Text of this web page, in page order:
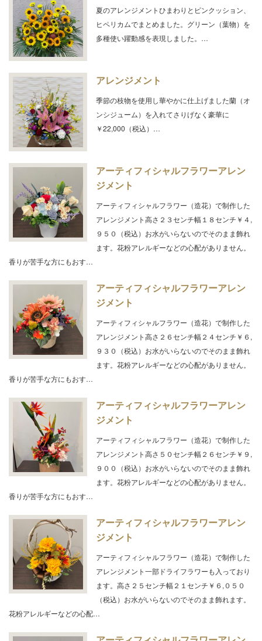
夏のアレンジメントひまわりとピンクッション、
ヒペリカムでまとめました。グリーン（葉物）を
多種使い躍動感を表現しました。…
アレンジメント
季節の枝物を使用し華やかに仕上げました蘭（オ
ンシジューム）を入れてさりげなく豪華に
￥22,000（税込）…
アーティフィシャルフラワーアレン
ジメント
アーティフィシャルフラワー（造花）で制作した
アレンジメント高さ２３センチ幅１８センチ￥４,
９５０（税込）お水がいらないのでそのまま飾れ
ます。花粉アレルギーなどの心配がありません。
香りが苦手な方にもおす…
アーティフィシャルフラワーアレン
ジメント
アーティフィシャルフラワー（造花）で制作した
アレンジメント高さ２６センチ幅２４センチ￥６,
９３０（税込）お水がいらないのでそのまま飾れ
ます。花粉アレルギーなどの心配がありません。
香りが苦手な方にもおす…
アーティフィシャルフラワーアレン
ジメント
アーティフィシャルフラワー（造花）で制作した
アレンジメント高さ５０センチ幅２６センチ￥９,
９００（税込）お水がいらないのでそのまま飾れ
ます。花粉アレルギーなどの心配がありません。
香りが苦手な方にもおす…
アーティフィシャルフラワーアレン
ジメント
アーティフィシャルフラワー（造花）で制作した
アレンジメント一部ドライフラワーも入っており
ます。高さ２５センチ幅２１センチ￥６,０５０
（税込）お水がいらないのでそのまま飾れます。
花粉アレルギーなどの心配…